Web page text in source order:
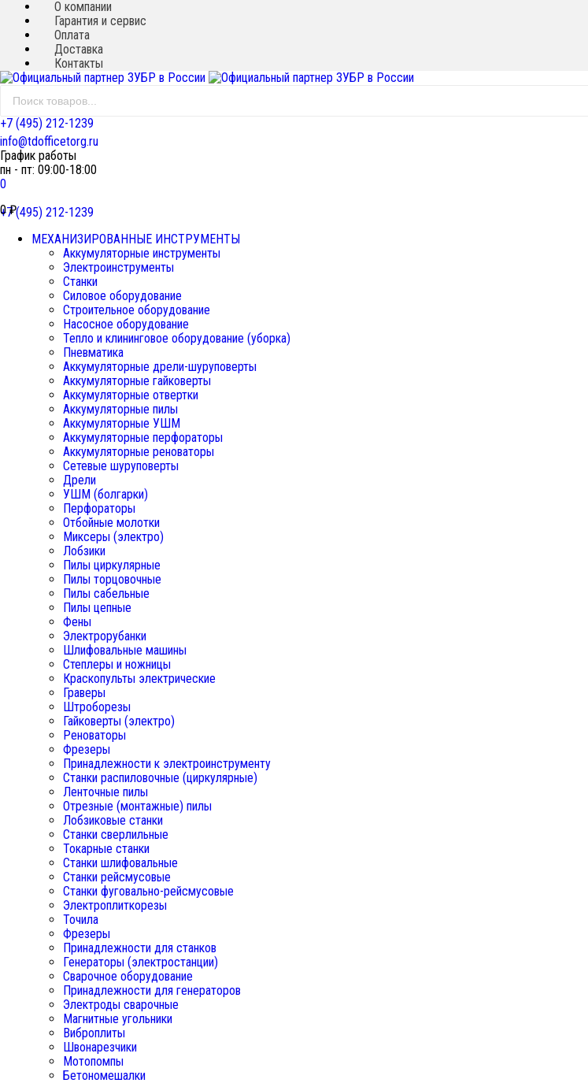
О компании
Гарантия и сервис
Оплата
Доставка
Контакты
+7 (495) 212-1239
info@tdofficetorg.ru
График работы
пн - пт: 09:00-18:00
0
0₽
+7 (495) 212-1239
МЕХАНИЗИРОВАННЫЕ ИНСТРУМЕНТЫ
Аккумуляторные инструменты
Электроинструменты
Станки
Силовое оборудование
Строительное оборудование
Насосное оборудование
Тепло и клининговое оборудование (уборка)
Пневматика
Аккумуляторные дрели-шуруповерты
Аккумуляторные гайковерты
Аккумуляторные отвертки
Аккумуляторные пилы
Аккумуляторные УШМ
Аккумуляторные перфораторы
Аккумуляторные реноваторы
Сетевые шуруповерты
Дрели
УШМ (болгарки)
Перфораторы
Отбойные молотки
Миксеры (электро)
Лобзики
Пилы циркулярные
Пилы торцовочные
Пилы сабельные
Пилы цепные
Фены
Электрорубанки
Шлифовальные машины
Степлеры и ножницы
Краскопульты электрические
Граверы
Штроборезы
Гайковерты (электро)
Реноваторы
Фрезеры
Принадлежности к электроинструменту
Станки распиловочные (циркулярные)
Ленточные пилы
Отрезные (монтажные) пилы
Лобзиковые станки
Станки сверлильные
Токарные станки
Станки шлифовальные
Станки рейсмусовые
Станки фуговально-рейсмусовые
Электроплиткорезы
Точила
Фрезеры
Принадлежности для станков
Генераторы (электростанции)
Сварочное оборудование
Принадлежности для генераторов
Электроды сварочные
Магнитные угольники
Виброплиты
Швонарезчики
Мотопомпы
Бетономешалки